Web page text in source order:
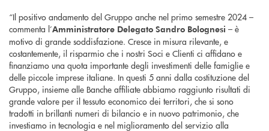
“Il positivo andamento del Gruppo anche nel primo semestre 2024 –
commenta l’Amministratore Delegato Sandro Bolognesi – è
motivo di grande soddisfazione. Cresce in misura rilevante, e
costantemente, il risparmio che i nostri Soci e Clienti ci affidano e
finanziamo una quota importante degli investimenti delle famiglie e
delle piccole imprese italiane. In questi 5 anni dalla costituzione del
Gruppo, insieme alle Banche affiliate abbiamo raggiunto risultati di
grande valore per il tessuto economico dei territori, che si sono
tradotti in brillanti numeri di bilancio e in nuovo patrimonio, che
investiamo in tecnologia e nel miglioramento del servizio alla